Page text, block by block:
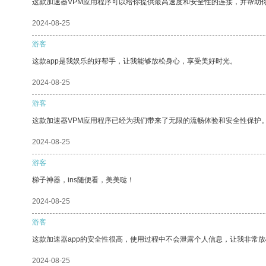
这款加速器VPM应用程序可以给你提供最高速度和安全性的连接，并帮助
2024-08-25
游客
这款app是我娱乐的好帮手，让我能够放松身心，享受美好时光。
2024-08-25
游客
这款加速器VPM应用程序已经为我们带来了无限的流畅体验和安全性保护。
2024-08-25
游客
梯子神器，ins随便看，美美哒！
2024-08-25
游客
这款加速器app的安全性很高，使用过程中不会泄露个人信息，让我非常放
2024-08-25